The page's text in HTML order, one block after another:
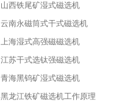
山西铁尾矿湿式磁选机
云南永磁筒式干式磁选机
上海湿式高强磁磁选机
江苏干式选钛强磁选机
青海黑钨矿湿式磁选机
黑龙江铁矿磁选机工作原理